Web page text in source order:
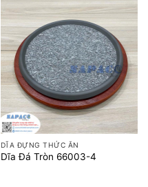
DĨA ĐỰNG THỨC ĂN
Dĩa Đá Tròn 66003-4